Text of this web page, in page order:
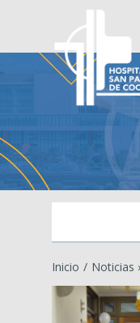
Inicio / Noticias